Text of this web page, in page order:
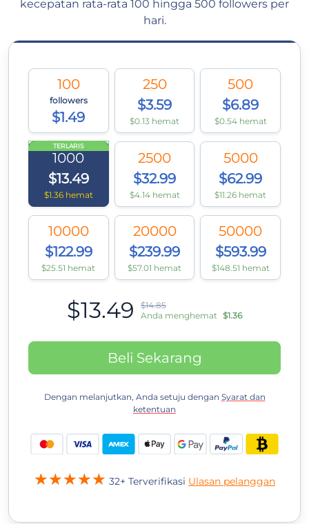
kecepatan rata-rata 100 hingga 500 followers per
hari.
100
followers
$1.49
250
$3.59
$0.13 hemat
500
$6.89
$0.54 hemat
TERLARIS
1000
$13.49
$1.36 hemat
2500
$32.99
$4.14 hemat
5000
$62.99
$11.26 hemat
10000
$122.99
$25.51 hemat
20000
$239.99
$57.01 hemat
50000
$593.99
$148.51 hemat
$13.49
$14.85
Anda menghemat $1.36
Beli Sekarang
Dengan melanjutkan, Anda setuju dengan Syarat dan
ketentuan
32+ Terverifikasi Ulasan pelanggan